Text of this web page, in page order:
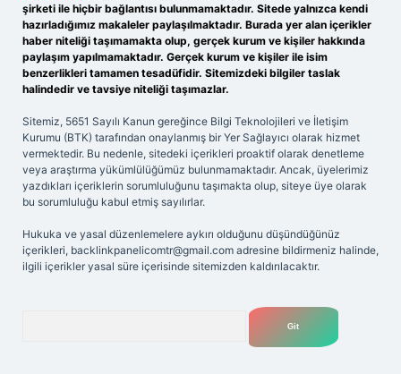
şirketi ile hiçbir bağlantısı bulunmamaktadır. Sitede yalnızca kendi
hazırladığımız makaleler paylaşılmaktadır. Burada yer alan içerikler
haber niteliği taşımamakta olup, gerçek kurum ve kişiler hakkında
paylaşım yapılmamaktadır. Gerçek kurum ve kişiler ile isim
benzerlikleri tamamen tesadüfidir. Sitemizdeki bilgiler taslak
halindedir ve tavsiye niteliği taşımazlar.
Sitemiz, 5651 Sayılı Kanun gereğince Bilgi Teknolojileri ve İletişim
Kurumu (BTK) tarafından onaylanmış bir Yer Sağlayıcı olarak hizmet
vermektedir. Bu nedenle, sitedeki içerikleri proaktif olarak denetleme
veya araştırma yükümlülüğümüz bulunmamaktadır. Ancak, üyelerimiz
yazdıkları içeriklerin sorumluluğunu taşımakta olup, siteye üye olarak
bu sorumluluğu kabul etmiş sayılırlar.
Hukuka ve yasal düzenlemelere aykırı olduğunu düşündüğünüz
içerikleri, backlinkpanelicomtr@gmail.com adresine bildirmeniz halinde,
ilgili içerikler yasal süre içerisinde sitemizden kaldırılacaktır.